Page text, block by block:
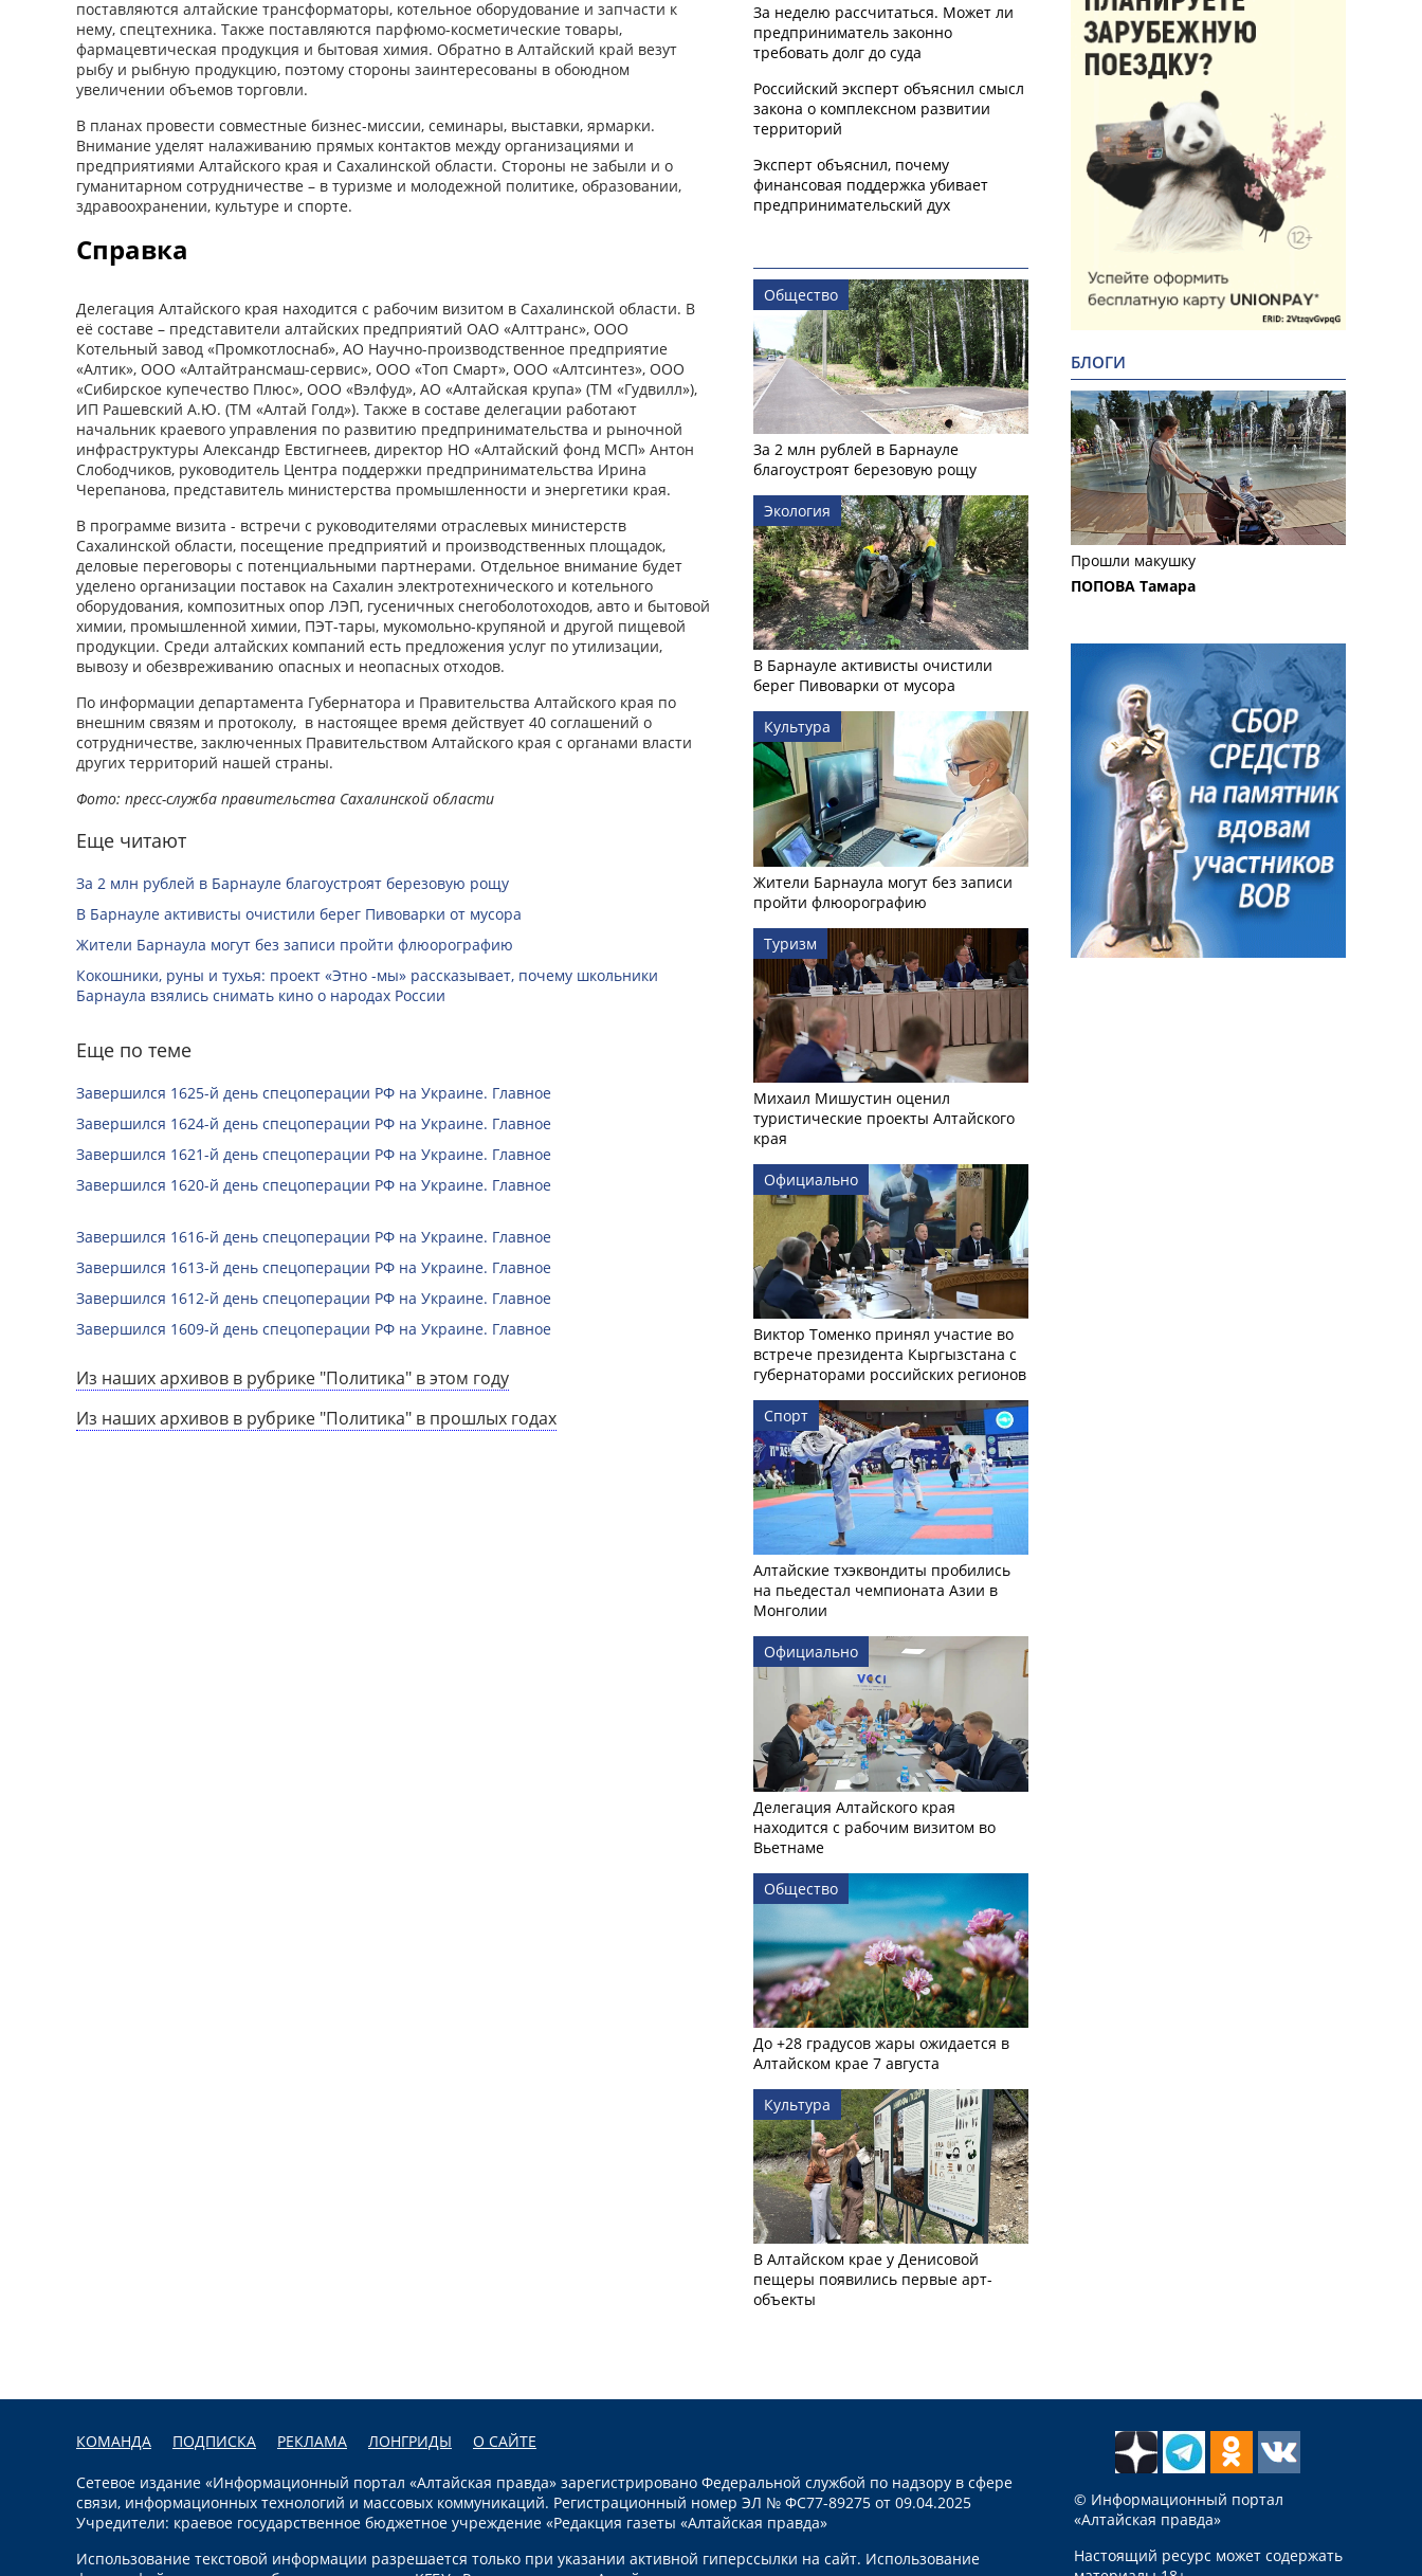
поставляются алтайские трансформаторы, котельное оборудование и запчасти к
нему, спецтехника. Также поставляются парфюмо-косметические товары,
фармацевтическая продукция и бытовая химия. Обратно в Алтайский край везут
рыбу и рыбную продукцию, поэтому стороны заинтересованы в обоюдном
увеличении объемов торговли.
В планах провести совместные бизнес-миссии, семинары, выставки, ярмарки.
Внимание уделят налаживанию прямых контактов между организациями и
предприятиями Алтайского края и Сахалинской области. Стороны не забыли и о
гуманитарном сотрудничестве – в туризме и молодежной политике, образовании,
здравоохранении, культуре и спорте.
Справка
Делегация Алтайского края находится с рабочим визитом в Сахалинской области. В
её составе – представители алтайских предприятий ОАО «Алттранс», ООО
Котельный завод «Промкотлоснаб», АО Научно-производственное предприятие
«Алтик», ООО «Алтайтрансмаш-сервис», ООО «Топ Смарт», ООО «Алтсинтез», ООО
«Сибирское купечество Плюс», ООО «Вэлфуд», АО «Алтайская крупа» (ТМ «Гудвилл»),
ИП Рашевский А.Ю. (ТМ «Алтай Голд»). Также в составе делегации работают
начальник краевого управления​ по развитию предпринимательства и рыночной
инфраструктуры Александр Евстигнеев,​ директор НО «Алтайский фонд МСП» Антон
Слободчиков, руководитель Центра поддержки предпринимательства Ирина
Черепанова, представитель министерства промышленности и энергетики края.
В программе визита - встречи с руководителями отраслевых министерств
Сахалинской области, посещение предприятий и производственных площадок,
деловые переговоры с потенциальными партнерами.​ Отдельное внимание будет
уделено организации поставок на Сахалин электротехнического и котельного
оборудования, композитных опор ЛЭП, гусеничных снегоболотоходов, авто и бытовой
химии, промышленной химии, ПЭТ-тары, мукомольно-крупяной и другой пищевой
продукции. Среди алтайских компаний есть предложения услуг по утилизации,
вывозу и обезвреживанию опасных и неопасных отходов.
По информации департамента Губернатора и Правительства Алтайского края по
внешним связям и протоколу, в настоящее время действует 40 соглашений о
сотрудничестве, заключенных Правительством Алтайского края с органами власти
других территорий нашей страны.
Фото: пресс-служба правительства Сахалинской области
Еще читают
За 2 млн рублей в Барнауле благоустроят березовую рощу
В Барнауле активисты очистили берег Пивоварки от мусора
Жители Барнаула могут без записи пройти флюорографию
Кокошники, руны и тухья: проект «Этно -мы» рассказывает, почему школьники
Барнаула взялись снимать кино о народах России
Еще по теме
Завершился 1625-й день спецоперации РФ на Украине. Главное
Завершился 1624-й день спецоперации РФ на Украине. Главное
Завершился 1621-й день спецоперации РФ на Украине. Главное
Завершился 1620-й день спецоперации РФ на Украине. Главное
Завершился 1616-й день спецоперации РФ на Украине. Главное
Завершился 1613-й день спецоперации РФ на Украине. Главное
Завершился 1612-й день спецоперации РФ на Украине. Главное
Завершился 1609-й день спецоперации РФ на Украине. Главное
Из наших архивов в рубрике "Политика" в этом году
Из наших архивов в рубрике "Политика" в прошлых годах
За неделю рассчитаться. Может ли
предприниматель законно
требовать долг до суда
Российский эксперт объяснил смысл
закона о комплексном развитии
территорий
Эксперт объяснил, почему
финансовая поддержка убивает
предпринимательский дух
Общество
За 2 млн рублей в Барнауле
благоустроят березовую рощу
Экология
В Барнауле активисты очистили
берег Пивоварки от мусора
Культура
Жители Барнаула могут без записи
пройти флюорографию
Туризм
Михаил Мишустин оценил
туристические проекты Алтайского
края
Официально
Виктор Томенко принял участие во
встрече президента Кыргызстана с
губернаторами российских регионов
Спорт
Алтайские тхэквондиты пробились
на пьедестал чемпионата Азии в
Монголии
Официально
Делегация Алтайского края
находится с рабочим визитом во
Вьетнаме
Общество
До +28 градусов жары ожидается в
Алтайском крае 7 августа
Культура
В Алтайском крае у Денисовой
пещеры появились первые арт-
объекты
БЛОГИ
Прошли макушку
ПОПОВА Тамара
КОМАНДА ПОДПИСКА РЕКЛАМА ЛОНГРИДЫ О САЙТЕ
Сетевое издание «Информационный портал «Алтайская правда» зарегистрировано Федеральной службой по надзору в сфере
связи, информационных технологий и массовых коммуникаций. Регистрационный номер ЭЛ № ФС77-89275 от 09.04.2025
Учредители: краевое государственное бюджетное учреждение «Редакция газеты «Алтайская правда»
Использование текстовой информации разрешается только при указании активной гиперссылки на сайт. Использование
© Информационный портал
«Алтайская правда»
Настоящий ресурс может содержать